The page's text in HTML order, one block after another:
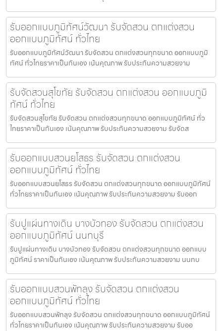
รับออกแบบภูมิทัศน์วัฒนา รับจัดสวน ตกแต่งสวน
ออกแบบภูมิทัศน์ ทั่วไทย
รับออกแบบภูมิทัศน์วัฒนา รับจัดสวน ตกแต่งสวนทุกขนาด ออกแบบภูมิ
ทัศน์ ทั่วไทยราคาเป็นกันเอง เน้นคุณภาพ รับประกันความสวยงาม
รับจัดสวนสุโขทัย รับจัดสวน ตกแต่งสวน ออกแบบภูมิ
ทัศน์ ทั่วไทย
รับจัดสวนสุโขทัย รับจัดสวน ตกแต่งสวนทุกขนาด ออกแบบภูมิทัศน์ ทั่ว
ไทยราคาเป็นกันเอง เน้นคุณภาพ รับประกันความสวยงาม รับจัดส
รับออกแบบสวนยโสธร รับจัดสวน ตกแต่งสวน
ออกแบบภูมิทัศน์ ทั่วไทย
รับออกแบบสวนยโสธร รับจัดสวน ตกแต่งสวนทุกขนาด ออกแบบภูมิทัศน์
ทั่วไทยราคาเป็นกันเอง เน้นคุณภาพ รับประกันความสวยงาม รับออก
รับปูแผ่นทางเดิน บางบัวทอง รับจัดสวน ตกแต่งสวน
ออกแบบภูมิทัศน์ นนทบุรี
รับปูแผ่นทางเดิน บางบัวทอง รับจัดสวน ตกแต่งสวนทุกขนาด ออกแบบ
ภูมิทัศน์ ราคาเป็นกันเอง เน้นคุณภาพ รับประกันความสวยงาม นนทบ
รับออกแบบสวนพัทลุง รับจัดสวน ตกแต่งสวน
ออกแบบภูมิทัศน์ ทั่วไทย
รับออกแบบสวนพัทลุง รับจัดสวน ตกแต่งสวนทุกขนาด ออกแบบภูมิทัศน์
ทั่วไทยราคาเป็นกันเอง เน้นคุณภาพ รับประกันความสวยงาม รับออ